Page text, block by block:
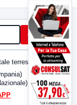
Cerca
terrestre